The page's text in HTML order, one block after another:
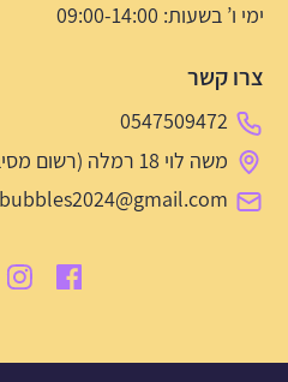
ימי ו’ בשעות: 09:00-14:00
צרו קשר
0547509472
משה לוי 18 רמלה (רשום מסיבאבלס על השלט בחנות)